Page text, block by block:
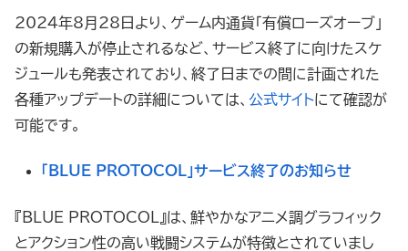
2024年8月28日より、ゲーム内通貨「有償ローズオーブ」
の新規購入が停止されるなど、サービス終了に向けたスケ
ジュールも発表されており、終了日までの間に計画された
各種アップデートの詳細については、 公式サイトにて確認が
可能です。
「BLUE PROTOCOL」サービス終了のお知らせ
『BLUE PROTOCOL』は、鮮やかなアニメ調グラフィック
とアクション性の高い戦闘システムが特徴とされていまし